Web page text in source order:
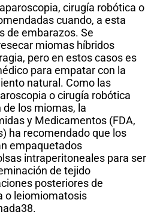
cirugía robótica o
cuando, a esta
de embarazos. Se
miomas híbridos
pero en estos casos es
para empatar con la
natural. Como las
o cirugía robótica
los miomas, la
y Medicamentos (FDA,
ha recomendado que los
empaquetados
intraperitoneales para ser
de tejido
posteriores de
o leiomiomatosis